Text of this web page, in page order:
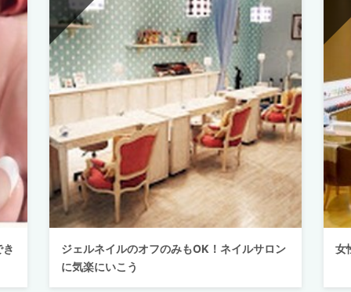
ジェルネイルのオフのみもOK！ネイルサロン
に気楽にいこう
女